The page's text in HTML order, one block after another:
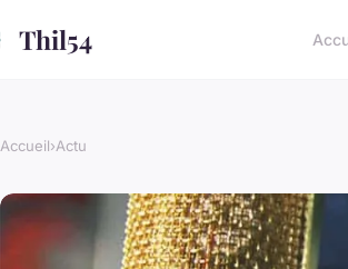
Thil54
Accueil›Actu